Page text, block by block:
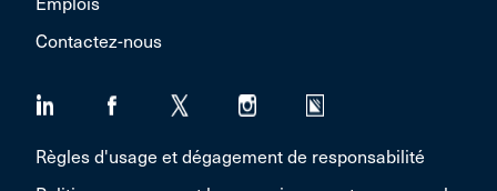
Contactez-nous
Règles d'usage et dégagement de responsabilité